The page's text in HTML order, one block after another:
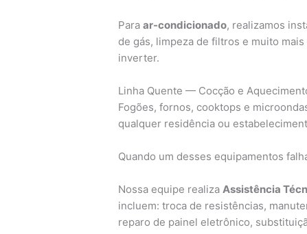
Paraar-condicionado, realizamos
de gás, limpeza de filtros e muito
inverter.
Linha Quente — Cocção e
Fogões, fornos, cooktops e
qualquer residência ou
Quando um desses equipamentos
Nossa equipe realizaAssistência
incluem: troca de resistências,
reparo de painel eletrônico,